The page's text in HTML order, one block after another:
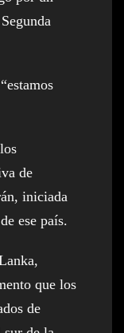
de
iniciada
ese país.
que los
de